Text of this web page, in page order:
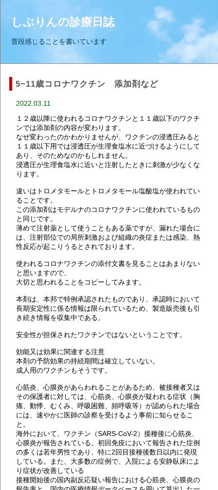
しぶりんの診療日誌
普段感じることを書いています
5−11歳コロナワクチン 添加剤など
2022.03.11
１２歳以降に使われるコロナワクチンと１１歳以下のワクチ
ンでは添加剤の内容が変わります。
なぜ変わったのかわかりませんが、ワクチンの浸透圧みると
１１歳以下用では浸透圧が生理食塩水に近づけるようにして
あり、そのためなのかもしれません。
浸透圧が生理食塩水に近いと注射したときに刺激が少なくな
ります。
違いはトロメタモールとトロメタモール塩酸塩が使われてい
ることです。
この添加剤はモデルナのコロナワクチンに使われているもの
と同じです。
薄めて注射薬として使うこともある薬ですが、漏れた場合に
は、注射部位での局所刺激および組織の炎症または感染、熱
性反応が起こりうるとされております。
使われるコロナワクチンの添付文書を見ることはあまりない
と思いますので、
大切と思われることをコピーしてみます。
本剤は、本邦で特例承認されたものであり、承認時において
長期安定性に係る情報は限られているため、製造販売後も引
き続き情報を収集中である。
安全性が担保されたワクチンではないということです。
効能又は効果に関連する注意
本剤の予防効果の持続期間は確立していない。
成人用のワクチンもそうです。
心筋炎、心膜炎があらわれることがあるため、被接種者又は
その保護者に対しては、心筋炎、心膜炎が疑われる症状（胸
痛、動悸、むくみ、呼吸困難、頻呼吸等）が認められた場合
には、速やかに医師の診察を受けるよう事前に知らせるこ
と。
海外において、ワクチン（SARS-CoV-2）接種後に心筋炎、
心膜炎が報告されている。初回免疫において報告された症例
の多くは若年男性であり、特に2回目接種後数日以内に発現
している。また、大多数の症例で、入院による安静臥床によ
り症状が改善している
接種開始後の国内副反応疑い報告における心筋炎、心膜炎の